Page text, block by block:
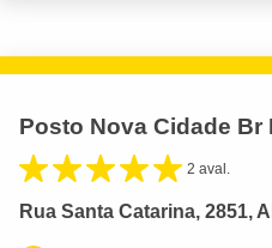
Posto Nova Cidade Br
2 aval.
Rua Santa Catarina, 2851,